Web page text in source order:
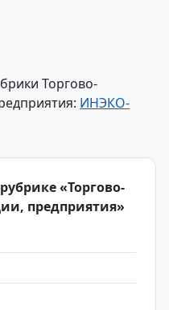
Торгово-
ИНЭКО-
«Торгово-
предприятия»